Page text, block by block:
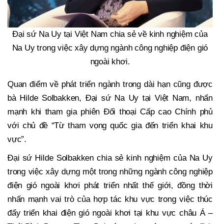
Đại sứ Na Uy tại Việt Nam chia sẻ về kinh nghiệm của
Na Uy trong việc xây dựng ngành công nghiệp điện gió
ngoài khơi.
Quan điểm về phát triển ngành trong dài hạn cũng được
bà Hilde Solbakken, Đại sứ Na Uy tại Việt Nam, nhấn
mạnh khi tham gia phiên Đối thoại Cấp cao Chính phủ
với chủ đề “Từ tham vọng quốc gia đến triển khai khu
vực”.
Đại sứ Hilde Solbakken chia sẻ kinh nghiệm của Na Uy
trong việc xây dựng một trong những ngành công nghiệp
điện gió ngoài khơi phát triển nhất thế giới, đồng thời
nhấn mạnh vai trò của hợp tác khu vực trong việc thúc
đẩy triển khai điện gió ngoài khơi tại khu vực châu Á –